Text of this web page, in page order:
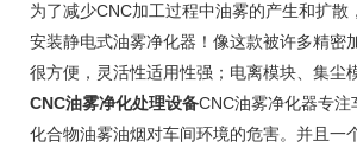
为了减少CNC加工过程中油雾的产生和扩
安装静电式油雾净化器！像这款被许多精密
很方便，灵活性适用性强；电离模块、集尘
CNC油雾净化处理设备CNC油雾净化器专
化合物油雾油烟对车间环境的危害。并且一